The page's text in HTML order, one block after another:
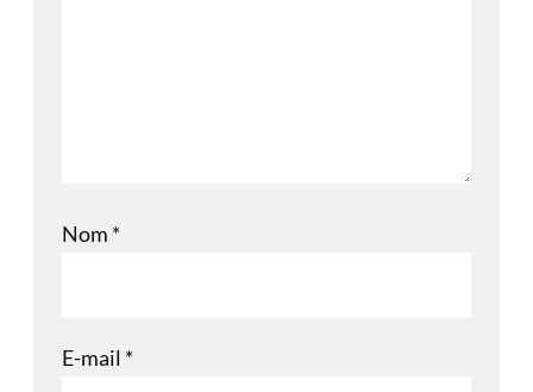
Nom *
E-mail *